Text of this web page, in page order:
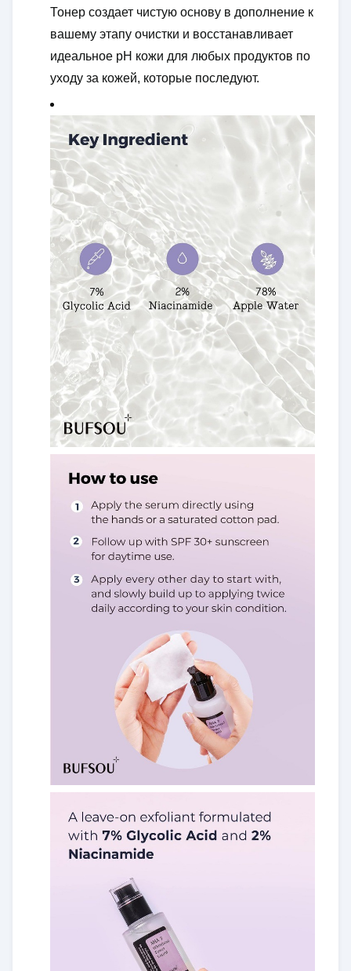
Тонер создает чистую основу в дополнение к
вашему этапу очистки и восстанавливает
идеальное pH кожи для любых продуктов по
уходу за кожей, которые последуют.